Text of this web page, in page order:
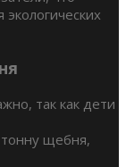
так как дети
тонну щебня,